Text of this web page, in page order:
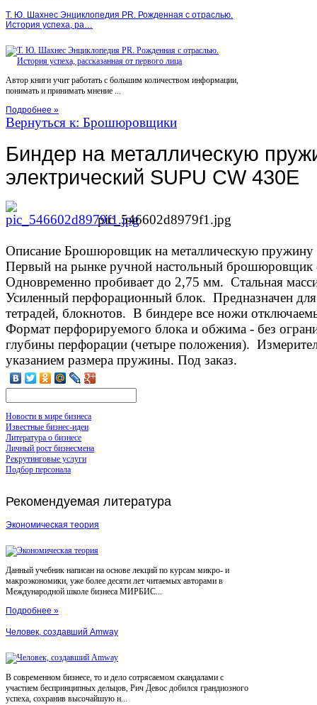
Т. Ю. Шахнес Энциклопедия PR. Рожденная с отраслью.
История успеха, ра…
Автор книги учит работать с большим количеством информации,
понимать и принимать мнение ...
Подробнее »
Вернуться к: Брошюровщики
Биндер на металлическую
электрический SUPU CW 430Е
pic_546602d8979f1.jpg
Описание Брошюровщик на металлическую пружину
Первый на рынке ручной настольный
Одновременно пробивает до 2,75 мм. Стальная
Усиленный перфорационный блок. Предназначен для
тетрадей, блокнотов. В биндере все ножи
Формат перфорируемого блока и обжима - без
глубины перфорации (четыре положения).
указанием размера пружины. Под заказ.
Новости в мире бизнеса
Известные бизнес-идеи
Литература о бизнесе
Личный рост бизнесмена
Рекрутинговые услуги
Подбор персонала
Рекомендуемая литература
Экономическая теория
Данный учебник написан на основе лекций по курсам микро- и
макроэкономики, уже более десяти лет читаемых авторами в
Международной школе бизнеса МИРБИС...
Подробнее »
Человек, создавший Amway
В современном бизнесе, то и дело сотрясаемом скандалами с
участием беспринципных дельцов, Рич Девос добился грандиозного
успеха, сохранив высочайшую н...